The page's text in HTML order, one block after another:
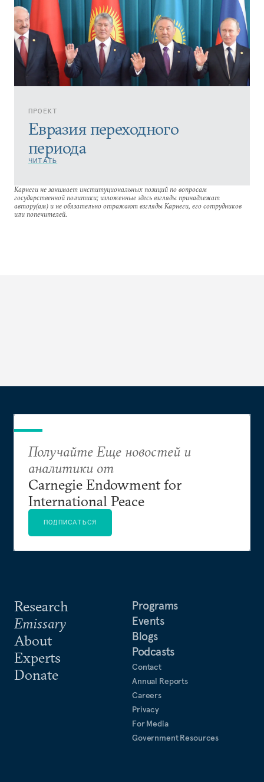
ПРОЕКТ
Евразия переходного
периода
ЧИТАТЬ
Карнеги не занимает институциональных позиций по вопросам
государственной политики; изложенные здесь взгляды принадлежат
автору(ам) и не обязательно отражают взгляды Карнеги, его сотрудников
или попечителей.
Research
Emissary
About
Experts
Donate
Programs
Events
Blogs
Podcasts
Contact
Annual Reports
Careers
Privacy
For Media
Government Resources
Получайте Еще новостей и
аналитики от
Carnegie Endowment for
International Peace
ПОДПИСАТЬСЯ